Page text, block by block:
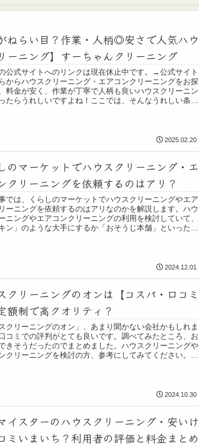
がねらい目？作業・人柄◎安さで人気ハウ
ーニング】すーちゃんクリーニング
公式サイトへのリンクは現在休止中です。→公式サイト
からハウスクリーニング・エアコンクリーニングをお探
料金が安く、作業が丁寧で人柄も良いハウスクリーニン
たらうれしいですよね！ここでは、そんなうれしい条件
2025.02.20
のマーケットでハウスクリーニング・エ
クリーニングを依頼するのはアリ？
では、くらしのマーケットでハウスクリーニングやエア
ーニングを依頼するのはアリなのかを解説します。ハウ
ニングやエアコンクリーニングの利用を検討していて、
キン」のような大手にするか「おそうじ本舗」といったよ
2024.12.01
クリーニングのオンは【コスパ・口コミ
額制で高クオリティ？
スクリーニングのオン」、あまり聞かない会社かもしれま
コミでの評判がとても良いです。調べてみたところ、お
きそうだったのでまとめました。ハウスクリーニングや
クリーニングを検討の方、参考にしてみてください。そ
2024.10.30
イスターのハウスクリーニング・安いけ
ミいまいち？利用者の評価と料金まとめ